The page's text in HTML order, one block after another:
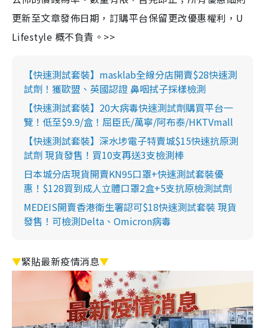
更新至文章發佈日期，訂購平台保留更改優惠權利，U
Lifestyle 概不負責。>>
【快速測試套裝】masklab全線分店開賣$28快速測
試劑！獲歐盟、英國認證 鼻咽拭子採樣檢測
【快速測試套裝】20大病毒快速測試劑購買平台一
覽！低至$9.9/盒！屈臣氏/萬寧/阿布泰/HKTVmall
【快速測試套裝】深水埗電子特賣城$15快速抗原測
試劑 現貨發售！買10支再送3支檢測棒
日本城分店現貨開賣KN95口罩+快速測試套裝優
惠！$128買到成人立體口罩2盒+5支抗原檢測試劑
MEDEIS開賣香港衛生署認可$18快速測試套裝 現貨
發售！可檢測Delta、Omicron病毒
▼緊貼最新疫情消息▼